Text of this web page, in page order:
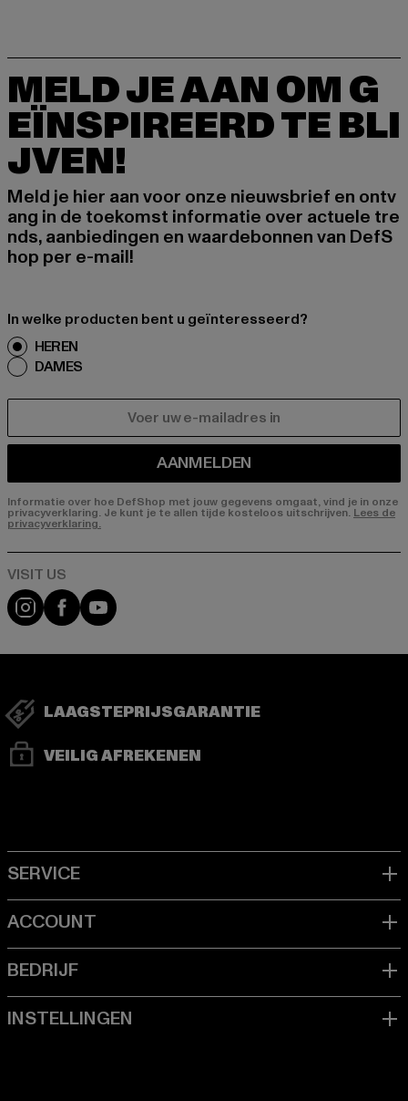
MELD JE AAN OM G
EÏNSPIREERD TE BLI
JVEN!
Meld je hier aan voor onze nieuwsbrief en ontv
ang in de toekomst informatie over actuele tre
nds, aanbiedingen en waardebonnen van DefS
hop per e-mail!
In welke producten bent u geïnteresseerd?
HEREN
DAMES
AANMELDEN
Informatie over hoe DefShop met jouw gegevens omgaat, vind je in onze
privacyverklaring. Je kunt je te allen tijde kosteloos uitschrijven. Lees de
privacyverklaring.
Visit our Instagram page:
Visit our Facebook page:
Visit our YouTube channel:
LAAGSTEPRIJSGARANTIE
VEILIG AFREKENEN